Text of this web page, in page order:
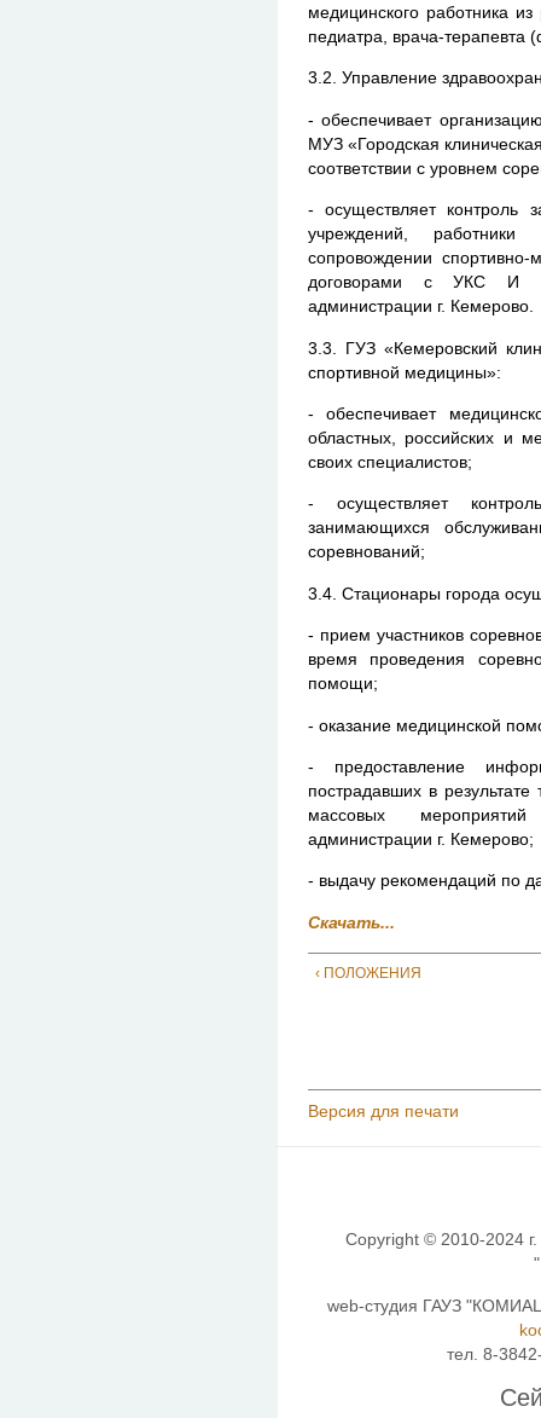
медицинского работника
педиатра, врача-терапевта
3.2. Управление
- обеспечивает
МУЗ «Городская
соответствии с уровнем
- осуществляет контроль
учреждений,
сопровождении
договорами с УКС И
администрации г. Кемерово.
3.3. ГУЗ «Кемеровский
спортивной медицины»:
- обеспечивает
областных, российских и
своих специалистов;
- осуществляет
занимающихся
соревнований;
3.4. Стационары города
- прием участников
время проведения
помощи;
- оказание медицинской
- предоставление
пострадавших в
массовых
администрации г. Кемерово;
- выдачу рекомендаций по
Скачать...
‹ ПОЛОЖЕНИЯ
Версия для печати
Copyright © 2010-2024
web-студия ГАУЗ
тел. 8-